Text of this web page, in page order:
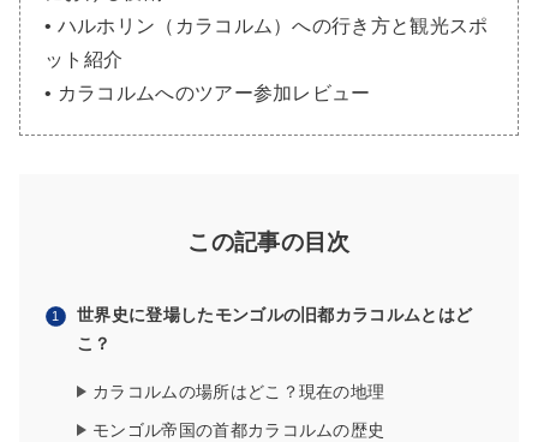
• ハルホリン（カラコルム）への行き方と観光スポ
ット紹介
• カラコルムへのツアー参加レビュー
この記事の目次
世界史に登場したモンゴルの旧都カラコルムとはど
こ？
カラコルムの場所はどこ？現在の地理
モンゴル帝国の首都カラコルムの歴史